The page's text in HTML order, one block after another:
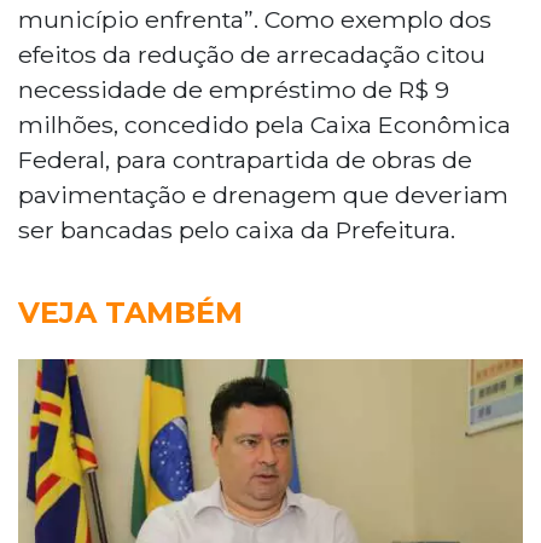
município enfrenta”. Como exemplo dos
efeitos da redução de arrecadação citou
necessidade de empréstimo de R$ 9
milhões, concedido pela Caixa Econômica
Federal, para contrapartida de obras de
pavimentação e drenagem que deveriam
ser bancadas pelo caixa da Prefeitura.
VEJA TAMBÉM